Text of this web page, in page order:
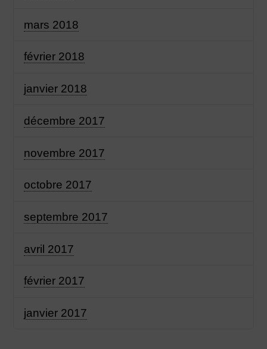
mars 2018
février 2018
janvier 2018
décembre 2017
novembre 2017
octobre 2017
septembre 2017
avril 2017
février 2017
janvier 2017